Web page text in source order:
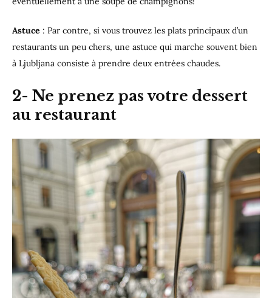
Astuce : Par contre, si vous trouvez les plats principaux d’un
restaurants un peu chers, une astuce qui marche souvent bien
à Ljubljana consiste à prendre deux entrées chaudes.
2- Ne prenez pas votre dessert
au restaurant